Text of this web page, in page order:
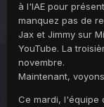
à l'IAE pour
manquez pas de
Jax et Jimmy sur
YouTube. La
novembre.
Maintenant,
Ce mardi, l'équipe